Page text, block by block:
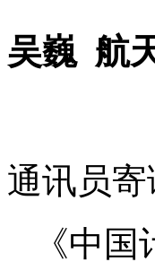
吴巍 航
通讯员寄
《中国